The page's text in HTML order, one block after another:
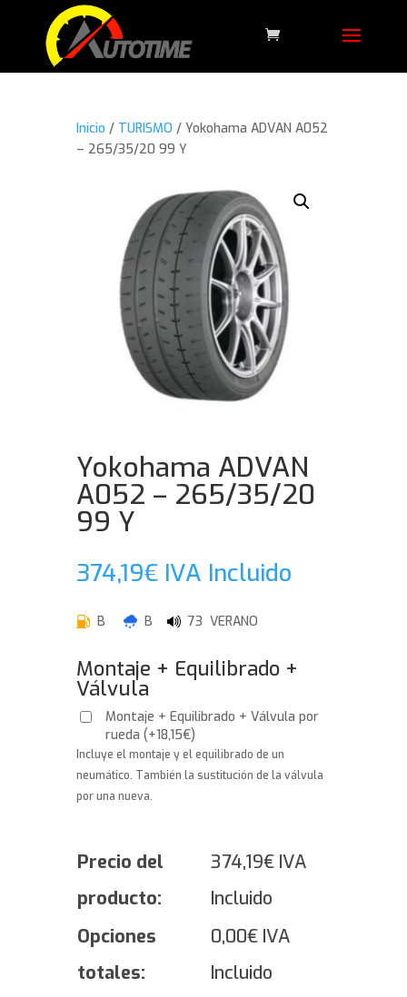
Inicio / TURISMO / Yokohama ADVAN A052
– 265/35/20 99 Y
Yokohama ADVAN
A052 – 265/35/20
99 Y
374,19€ IVA Incluido
B B 73 VERANO
Montaje + Equilibrado +
Válvula
Montaje + Equilibrado + Válvula por
rueda(+18,15€)
Incluye el montaje y el equilibrado de un
neumático. También la sustitución de la válvula
por una nueva.
Precio del
producto:
374,19€ IVA
Incluido
Opciones
totales:
0,00€ IVA
Incluido